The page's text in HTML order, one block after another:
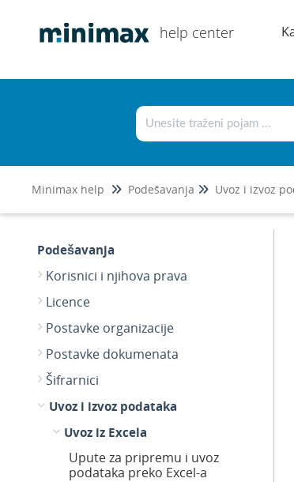
help center
Minimax help Podešavanja Uvoz i izvoz
Podešavanja
Korisnici i njihova prava
Licence
Postavke organizacije
Postavke dokumenata
Šifrarnici
Uvoz i izvoz podataka
Uvoz iz Excela
Upute za pripremu i uvoz
podataka preko Excel-a